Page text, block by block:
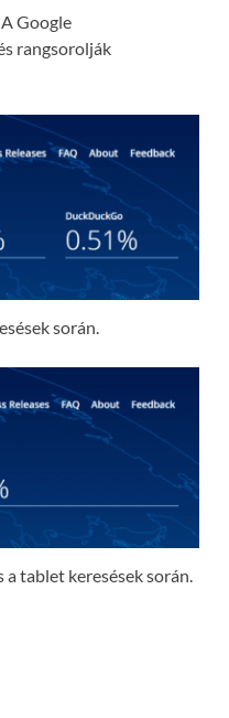
Google
rangsorolják
során.
tablet keresések során.